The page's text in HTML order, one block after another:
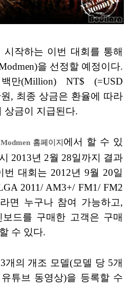
시작하는 이번 대회를 통해
을 선정할 예정이다.
만(Million) NT$ (=USD
, 최종 상금은 환율에 따라
상금이 지급된다.
홈페이지 에서 할 수 있
2013년 2월 28일까지 결과
대회는 2012년 9월 20일
2011/ AM3+/ FM1/ FM2
면 누구나 참여 가능하고,
드를 구매한 고객은 구매
수 있다.
개의 개조 모델(모델 당 5개
튜브 동영상)을 등록할 수